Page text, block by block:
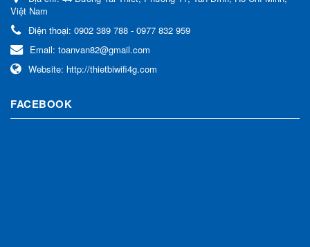
Việt Nam
Điện thoại: 0902 389 788 - 0977 832 959
Email: toanvan82@gmail.com
Website: http://thietbiwifi4g.com
FACEBOOK